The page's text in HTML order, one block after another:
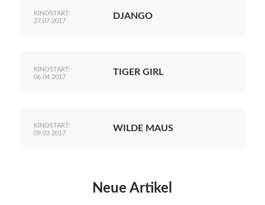
KINOSTART:
27.07.2017
DJANGO
KINOSTART:
06.04.2017
TIGER GIRL
KINOSTART:
09.03.2017
WILDE MAUS
Neue Artikel